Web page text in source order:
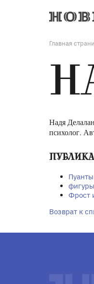
Главная
Надя
психолог.
Фрост
Возврат к